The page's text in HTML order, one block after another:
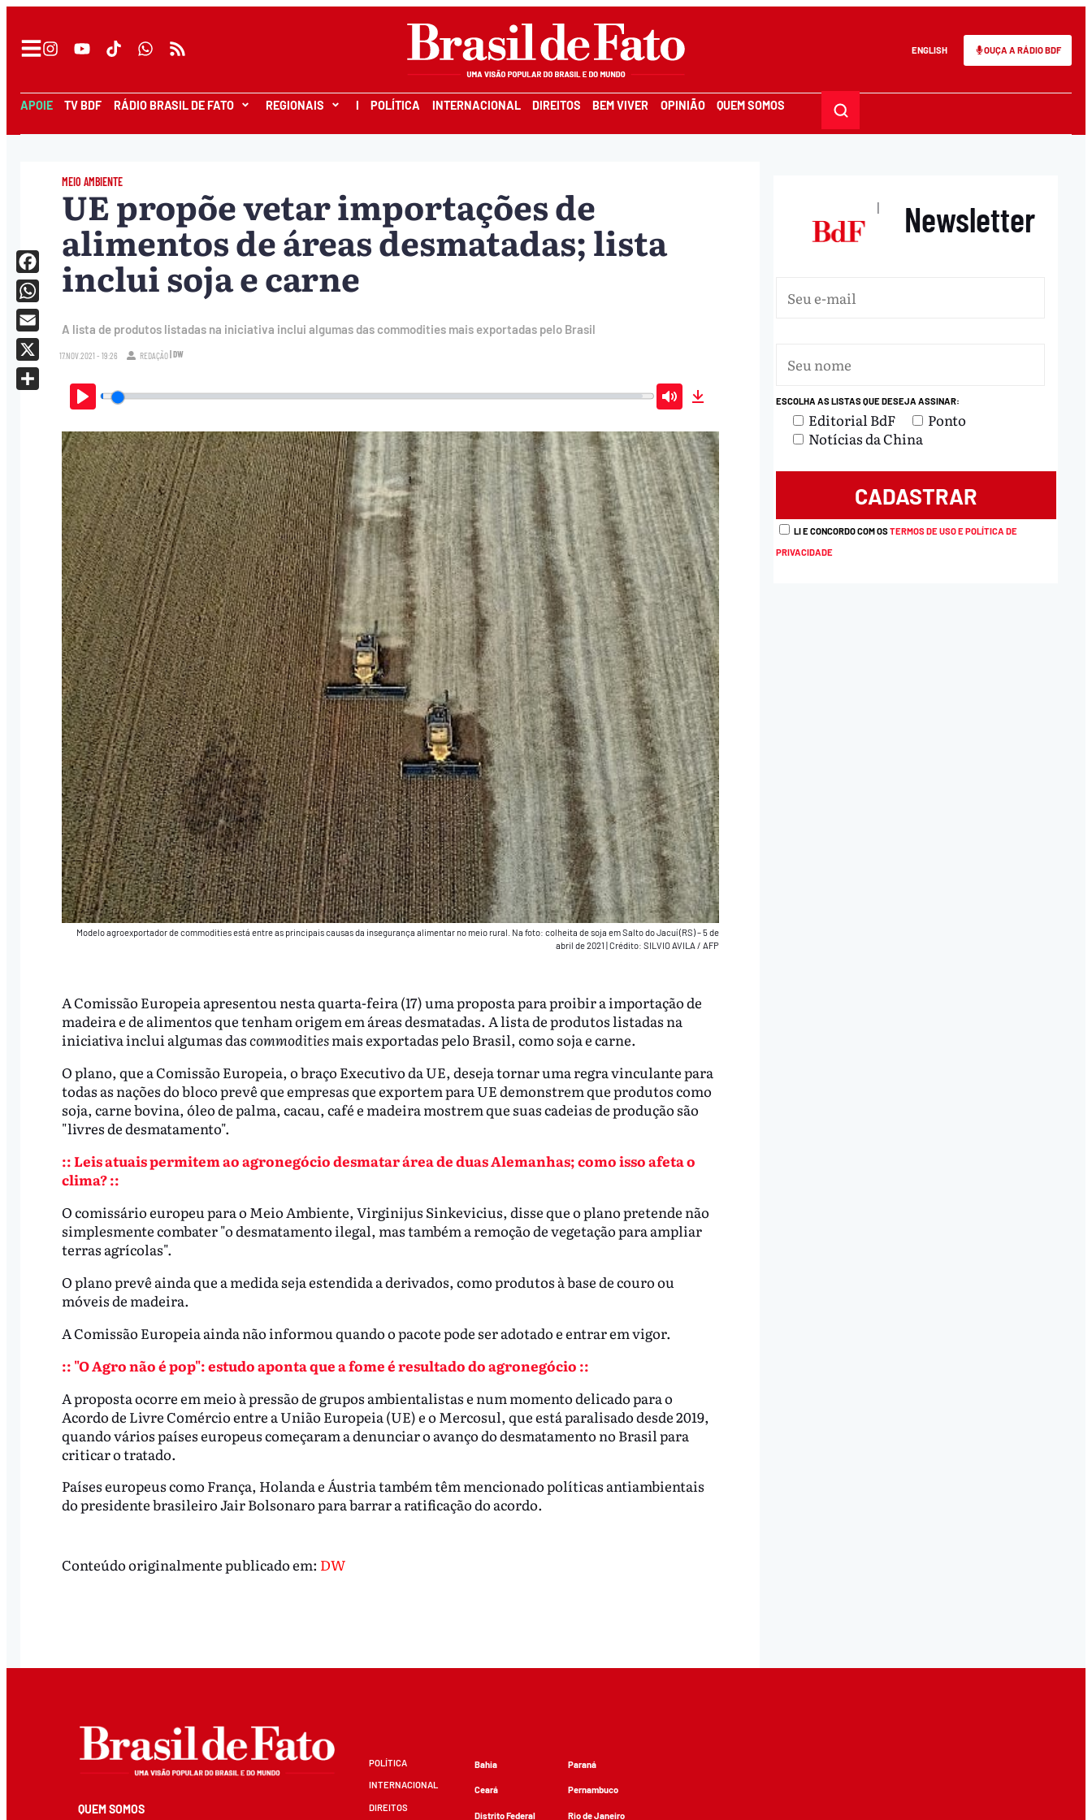
ENGLISH OUÇA A RÁDIO BDF
APOIE TV BDF RÁDIO BRASIL DE FATO REGIONAIS I POLÍTICA INTERNACIONAL DIREITOS BEM VIVER OPINIÃO QUEM SOMOS
MEIO AMBIENTE
UE propõe vetar importações de
alimentos de áreas desmatadas; lista
inclui soja e carne
A lista de produtos listadas na iniciativa inclui algumas das commodities mais exportadas pelo Brasil
17.NOV.2021 - 19:26 REDAÇÃO| DW
Play Mute
Modelo agroexportador de commodities está entre as principais causas da insegurança alimentar no meio rural. Na foto: colheita de soja em Salto do Jacuí (RS) – 5 de
abril de 2021 |Crédito: SILVIO AVILA / AFP
A Comissão Europeia apresentou nesta quarta-feira (17) uma proposta para proibir a importação de
madeira e de alimentos que tenham origem em áreas desmatadas. A lista de produtos listadas na
iniciativa inclui algumas dascommoditiesmais exportadas pelo Brasil, como soja e carne.
O plano, que a Comissão Europeia, o braço Executivo da UE, deseja tornar uma regra vinculante para
todas as nações do bloco prevê que empresas que exportem para UE demonstrem que produtos como
soja, carne bovina, óleo de palma, cacau, café e madeira mostrem que suas cadeias de produção são
"livres de desmatamento".
:: Leis atuais permitem ao agronegócio desmatar área de duas Alemanhas; como isso afeta o
clima? ::
O comissário europeu para o Meio Ambiente, Virginijus Sinkevicius, disse que o plano pretende não
simplesmente combater "o desmatamento ilegal, mas também a remoção de vegetação para ampliar
terras agrícolas".
O plano prevê ainda que a medida seja estendida a derivados, como produtos à base de couro ou
móveis de madeira.
A Comissão Europeia ainda não informou quando o pacote pode ser adotado e entrar em vigor.
:: "O Agro não é pop": estudo aponta que a fome é resultado do agronegócio ::
A proposta ocorre em meio à pressão de grupos ambientalistas e num momento delicado para o
Acordo de Livre Comércio entre a União Europeia (UE) e o Mercosul, que está paralisado desde 2019,
quando vários países europeus começaram a denunciar o avanço do desmatamento no Brasil para
criticar o tratado.
Países europeus como França, Holanda e Áustria também têm mencionado políticas antiambientais
do presidente brasileiro Jair Bolsonaro para barrar a ratificação do acordo.
Facebook
WhatsApp
Email
X
Conteúdo originalmente publicado em: DW
| Newsletter
ESCOLHA AS LISTAS QUE DESEJA ASSINAR:
Editorial BdF
Ponto
Notícias da China
LI E CONCORDO COM OSTERMOS DE USO E POLÍTICA DE
PRIVACIDADE
QUEM SOMOS
POLÍTICA
INTERNACIONAL
DIREITOS
Bahia
Ceará
Distrito Federal
Paraná
Pernambuco
Rio de Janeiro